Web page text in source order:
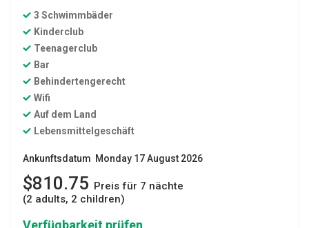
3 Schwimmbäder
Kinderclub
Teenagerclub
Bar
Behindertengerecht
Wifi
Auf dem Land
Lebensmittelgeschäft
Ankunftsdatum Monday 17 August 2026
$810.75 Preis für 7 nächte
(2 adults, 2 children)
Verfügbarkeit prüfen